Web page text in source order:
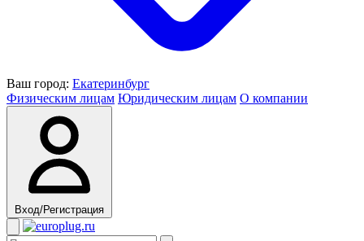
Ваш город: Екатеринбург
Физическим лицам Юридическим лицам О компании
Вход/Регистрация